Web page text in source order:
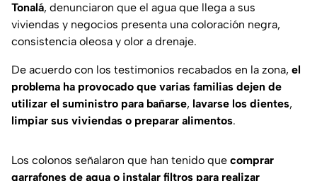
Tonalá, denunciaron que el agua que llega a sus
viviendas y negocios presenta una coloración negra,
consistencia oleosa y olor a drenaje.
De acuerdo con los testimonios recabados en la zona, el
problema ha provocado que varias familias dejen de
utilizar el suministro para bañarse, lavarse los dientes,
limpiar sus viviendas o preparar alimentos.
Los colonos señalaron que han tenido que comprar
garrafones de agua o instalar filtros para realizar